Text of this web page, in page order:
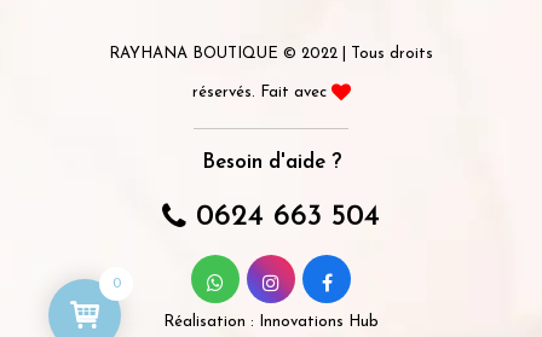
RAYHANA BOUTIQUE © 2022 | Tous droits
réservés. Fait avec
Besoin d'aide ?
0624 663 504
Réalisation : Innovations Hub
0